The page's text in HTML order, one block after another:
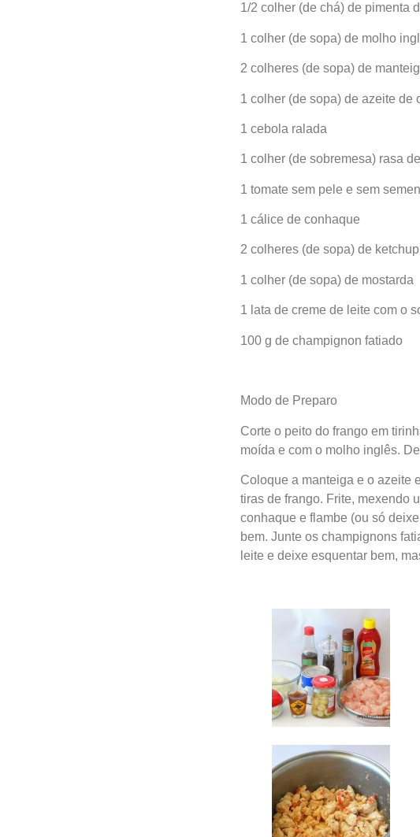
1/2 colher (de chá) de pimenta
1 colher (de sopa) de molho
2 colheres (de sopa) de
1 colher (de sopa) de azeite de
1 cebola ralada
1 colher (de sobremesa) rasa de
1 tomate sem pele e sem
1 cálice de conhaque
2 colheres (de sopa) de ketchup
1 colher (de sopa) de mostarda
1 lata de creme de leite com o
100 g de champignon fatiado
Modo de Preparo
Corte o peito do frango em
moída e com o molho inglês.
Coloque a manteiga e o azeite
tiras de frango. Frite, mexendo
conhaque e flambe (ou só
bem. Junte os champignons
leite e deixe esquentar bem,